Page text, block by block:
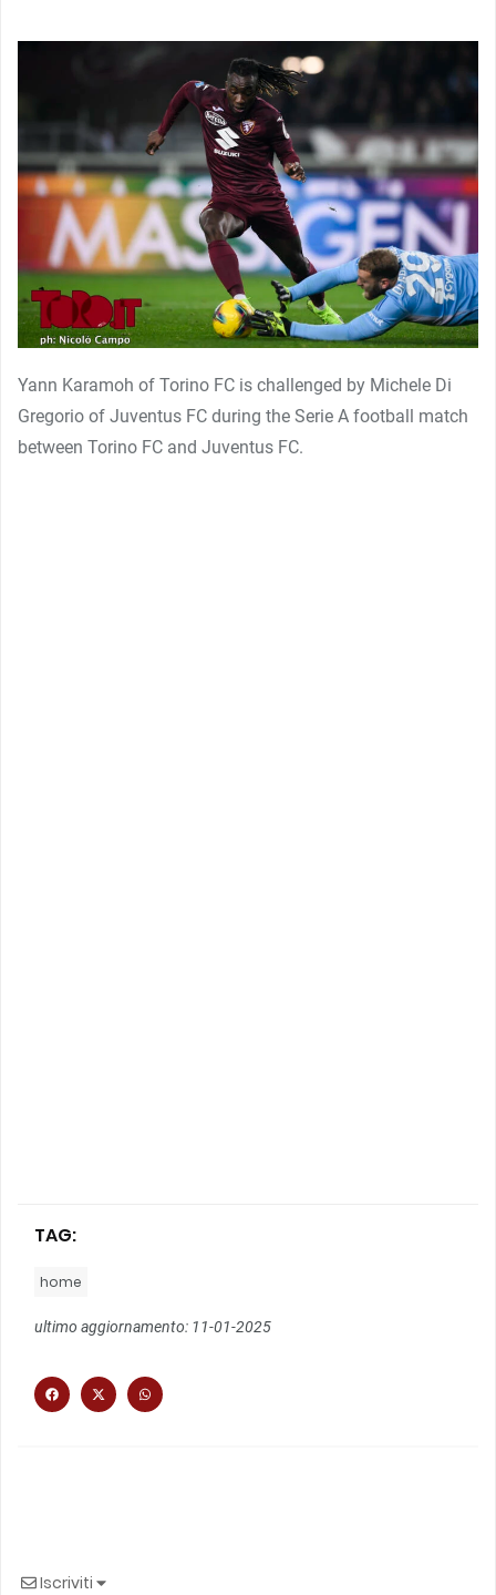
Yann Karamoh of Torino FC is challenged by Michele Di
Gregorio of Juventus FC during the Serie A football match
between Torino FC and Juventus FC.
TAG:
home
ultimo aggiornamento: 11-01-2025
Iscriviti